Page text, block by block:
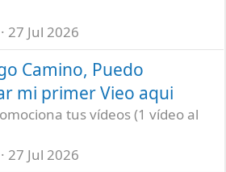
27 Jul 2026
Camino, Puedo
mi primer Vieo aqui
tus vídeos (1 vídeo al
27 Jul 2026